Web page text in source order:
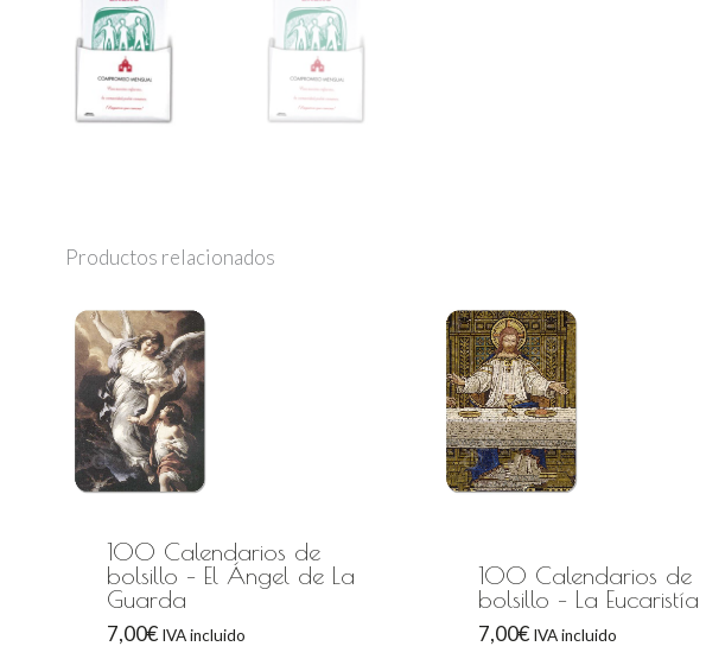
Productos relacionados
100 Calendarios de
bolsillo – El Ángel de La
Guarda
7,00€ IVA incluido
100 Calendarios de
bolsillo – La Eucaristía
7,00€ IVA incluido